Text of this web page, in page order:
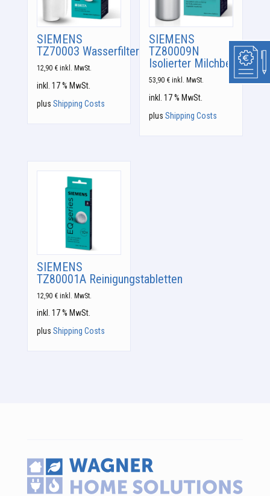
SIEMENS
TZ70003 Wasserfilter
12,90 € inkl. MwSt.
inkl. 17 % MwSt.
plus Shipping Costs
SIEMENS
TZ80009N
Isolierter Milchbehälter
53,90 € inkl. MwSt.
inkl. 17 % MwSt.
plusShipping Costs
SIEMENS
TZ80001A Reinigungstabletten
12,90 € inkl. MwSt.
inkl. 17 % MwSt.
plus Shipping Costs